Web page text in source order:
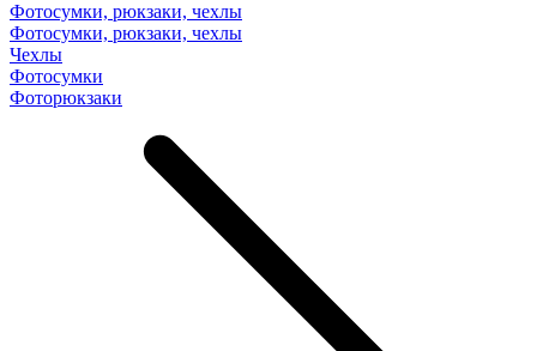
Фотосумки, рюкзаки, чехлы
Фотосумки, рюкзаки, чехлы
Чехлы
Фотосумки
Фоторюкзаки